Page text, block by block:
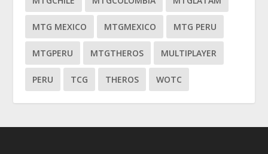
MTG MEXICO MTGMEXICO MTG PERU
MTGPERU MTGTHEROS MULTIPLAYER
PERU TCG THEROS WOTC